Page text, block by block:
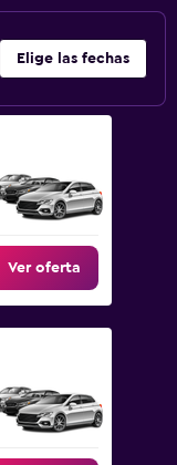
Elige las fechas
Ver oferta